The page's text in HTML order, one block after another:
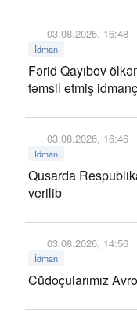
03.08.2026, 16:48
İdman
Fərid Qayıbov
təmsil etmiş
03.08.2026, 16:46
İdman
Qusarda
verilib
03.08.2026, 14:56
İdman
Cüdoçularımız